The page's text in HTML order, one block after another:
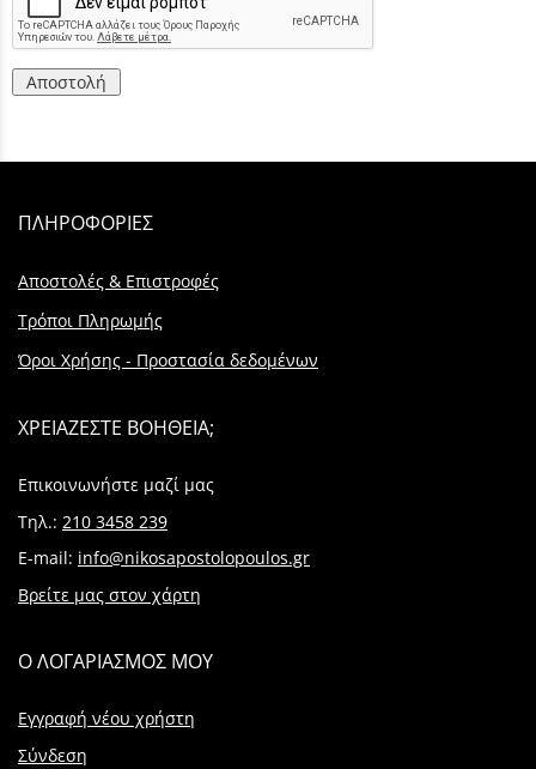
Αποστολή
ΠΛΗΡΟΦΟΡΙΕΣ
Αποστολές & Επιστροφές
Τρόποι Πληρωμής
Όροι Χρήσης - Προστασία δεδομένων
ΧΡΕΙΑΖΕΣΤΕ ΒΟΗΘΕΙΑ;
Επικοινωνήστε μαζί μας
Τηλ.: 210 3458 239
E-mail: info@nikosapostolopoulos.gr
Βρείτε μας στον χάρτη
Ο ΛΟΓΑΡΙΑΣΜΟΣ ΜΟΥ
Εγγραφή νέου χρήστη
Σύνδεση